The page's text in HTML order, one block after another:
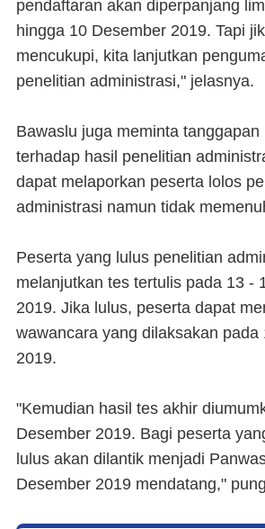
pendaftaran akan diperpanjang
hingga 10 Desember 2019. Tapi
mencukupi, kita lanjutkan
penelitian administrasi," jelasnya.
Bawaslu juga meminta tanggapan
terhadap hasil penelitian
dapat melaporkan peserta lolos
administrasi namun tidak
Peserta yang lulus penelitian
melanjutkan tes tertulis pada 13 -
2019. Jika lulus, peserta dapat
wawancara yang dilaksakan pada
2019.
"Kemudian hasil tes akhir
Desember 2019. Bagi peserta
lulus akan dilantik menjadi
Desember 2019 mendatang,"